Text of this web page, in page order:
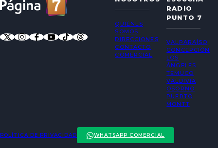
QUIÉNES
SOMOS
DIRECCIONES
CONTACTO
COMERCIAL
RADIO
PUNTO 7
VALPARAÍSO
CONCEPCIÓN
LOS
ÁNGELES
TEMUCO
VALDIVIA
OSORNO
PUERTO
MONTT
POLÍTICA DE PRIVACIDAD WHATSAPP COMERCIAL